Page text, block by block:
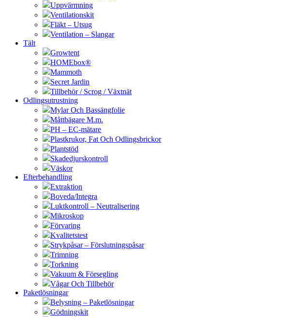
Uppvärmning
Ventilationskit
Fläkt – Utsug
Ventilation – Slangar
Tält
Growtent
HOMEbox®
Mammoth
Secret Jardin
Tillbehör / Scrog / Växtnät
Odlingsutrustning
Mylar Och Bassängfolie
Måttbägare M.m.
PH – EC-mätare
Plastkrukor, Fat Och Odlingsbrickor
Plantstöd
Skadedjurskontroll
Väskor
Efterbehandling
Extraktion
Boveda/Integra
Luktkontroll – Neutralisering
Mikroskop
Förvaring
Kvalitetstest
Strykpåsar – Förslutningspåsar
Trimning
Torkning
Vakuum & Försegling
Vågar Och Tillbehör
Paketlösningar
Belysning – Paketlösningar
Gödningskit